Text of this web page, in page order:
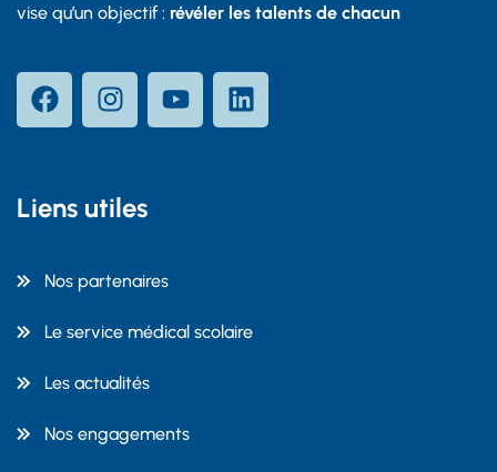
vise qu’un objectif : révéler les talents de chacun
Liens utiles
Nos partenaires
Le service médical scolaire
Les actualités
Nos engagements